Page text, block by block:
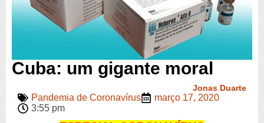
Cuba: um gigante moral
Jonas Duarte
Pandemia de Coronavírus
março 17, 2020
3:55 pm